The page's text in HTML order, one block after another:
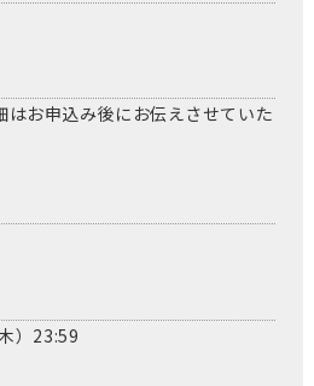
お申込み後にお伝えさせていた
）23:59